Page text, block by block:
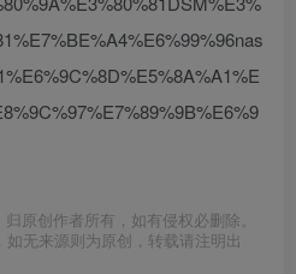
原创作者所有，如有侵权必删除。
无来源则为原创，转载请注明出